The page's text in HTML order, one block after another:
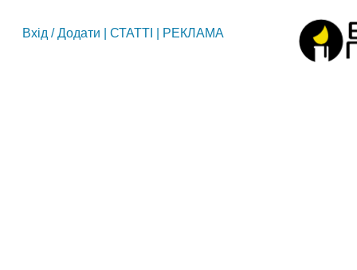
Вхід /Додати СТАТТІ РЕКЛАМА